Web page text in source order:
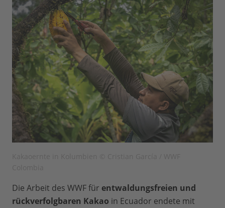
Die Arbeit des WWF für entwaldungsfreien und
rückverfolgbaren Kakao in Ecuador endete mit